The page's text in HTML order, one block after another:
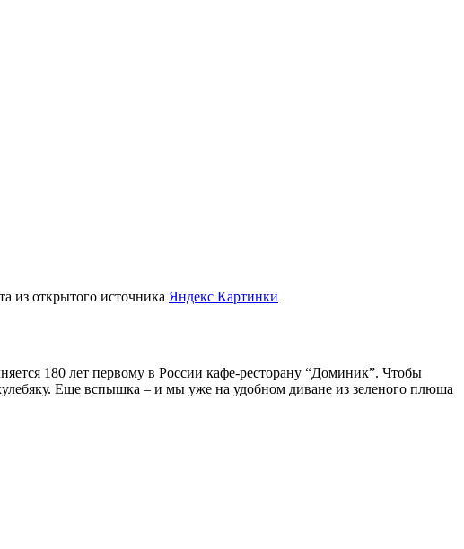
из открытого источника Яндекс Картинки
180 лет первому в России кафе-ресторану “Доминик”. Чтобы
Еще вспышка – и мы уже на удобном диване из зеленого плюша